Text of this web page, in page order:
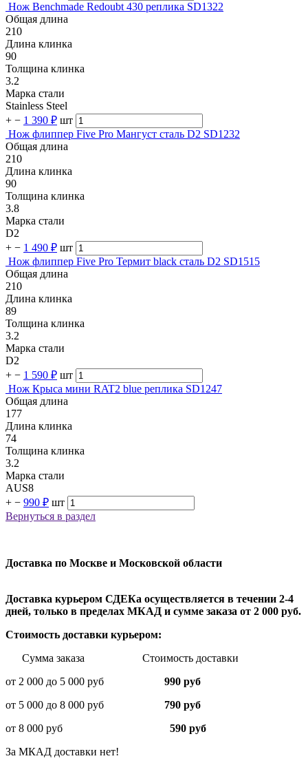
Нож Benchmade Redoubt 430 реплика SD1322
Общая длина
210
Длина клинка
90
Толщина клинка
3.2
Марка стали
Stainless Steel
+ − 1 390 ₽ шт
Нож флиппер Five Pro Мангуст сталь D2 SD1232
Общая длина
210
Длина клинка
90
Толщина клинка
3.8
Марка стали
D2
+ − 1 490 ₽ шт
Нож флиппер Five Pro Термит black сталь D2 SD1515
Общая длина
210
Длина клинка
89
Толщина клинка
3.2
Марка стали
D2
+ − 1 590 ₽ шт
Нож Крыса мини RAT2 blue реплика SD1247
Общая длина
177
Длина клинка
74
Толщина клинка
3.2
Марка стали
AUS8
+ − 990 ₽ шт
Вернуться в раздел
Доставка по Москве и Московской области
Доставка курьером СДЕКа осуществляется в течении 2-4
дней, только в пределах МКАД и сумме заказа от 2 000 руб.
Стоимость доставки курьером:
Сумма заказа Стоимость доставки
от 2 000 до 5 000 руб
990 руб
от 5 000 до 8 000 руб 790 руб
от 8 000 руб 590 руб
За МКАД доставки нет!